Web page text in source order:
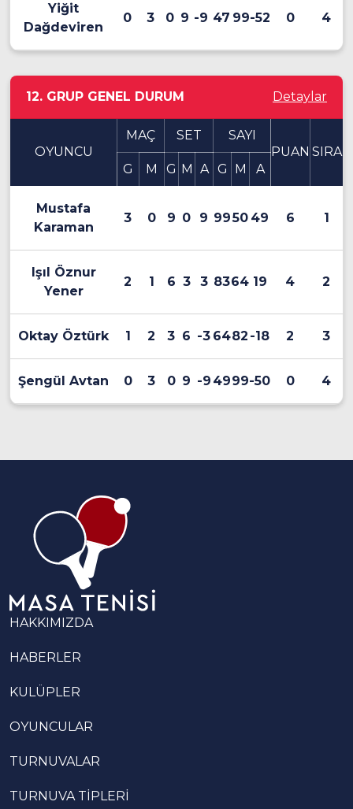
Yiğit
Dağdeviren
0 3 0 9 -9 47 99-52 0 4
12. GRUP GENEL DURUM Detaylar
OYUNCU
MAÇ SET
SAYI
PUAN SIRA
G
M G M A G M A
Mustafa
Karaman
3 0 9 0 9 9950 49 6 1
Işıl Öznur
Yener
2 1 6 3 3 8364 19 4 2
Oktay Öztürk 1 2 3 6 -3 6482 -18 2 3
Şengül Avtan 0 3 0 9 -9 4999-50 0 4
HAKKIMIZDA
HABERLER
KULÜPLER
OYUNCULAR
TURNUVALAR
TURNUVA TİPLERİ